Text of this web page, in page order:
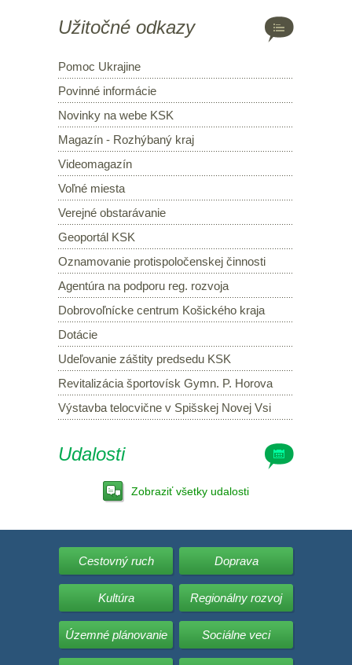
Užitočné odkazy
Pomoc Ukrajine
Povinné informácie
Novinky na webe KSK
Magazín - Rozhýbaný kraj
Videomagazín
Voľné miesta
Verejné obstarávanie
Geoportál KSK
Oznamovanie protispoločenskej činnosti
Agentúra na podporu reg. rozvoja
Dobrovoľnícke centrum Košického kraja
Dotácie
Udeľovanie záštity predsedu KSK
Revitalizácia športovísk Gymn. P. Horova
Výstavba telocvične v Spišskej Novej Vsi
Udalosti
Zobraziť všetky udalosti
Cestovný ruch Doprava
Kultúra Regionálny rozvoj
Územné plánovanie Sociálne veci